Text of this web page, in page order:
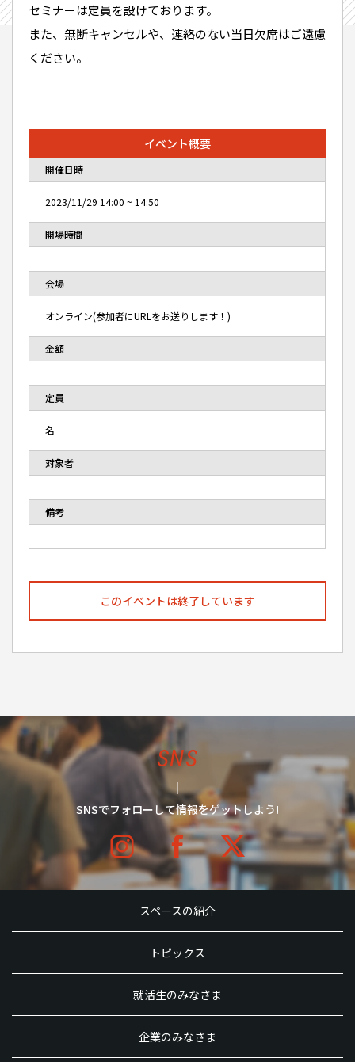
セミナーは定員を設けております。
また、無断キャンセルや、連絡のない当日欠席はご遠慮
ください。
イベント概要
開催日時
2023/11/29 14:00 ~ 14:50
開場時間
会場
オンライン(参加者にURLをお送りします！)
金額
定員
名
対象者
備考
このイベントは終了しています
SNS
SNSでフォローして情報をゲットしよう!
スペースの紹介
トピックス
就活生のみなさま
企業のみなさま